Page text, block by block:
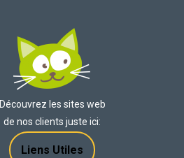
Découvrez les sites web
de nos clients juste ici:
Liens Utiles